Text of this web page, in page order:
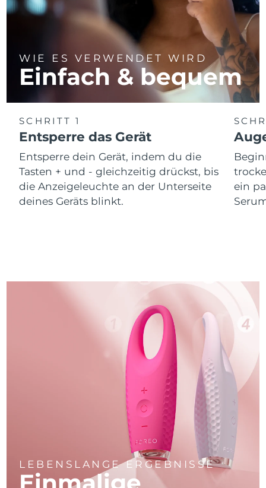
WIE ES VERWENDET WIRD
Einfach & bequem
SCHRITT 1
Entsperre das Gerät
Entsperre dein Gerät, indem du die
Tasten + und - gleichzeitig drückst, bis
die Anzeigeleuchte an der Unterseite
deines Geräts blinkt.
ein
LEBENSLANGE ERGEBNISSE